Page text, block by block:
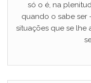
só o é, na
quando o sabe ser
situações que se lhe